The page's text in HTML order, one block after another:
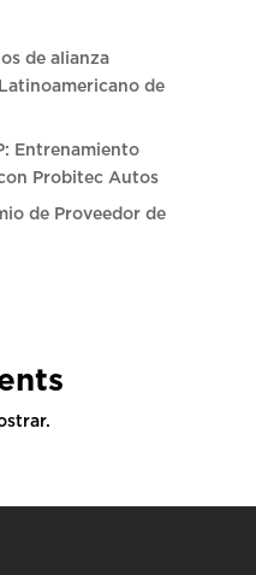
de alianza
de
Entrenamiento
Probitec Autos
de Proveedor de